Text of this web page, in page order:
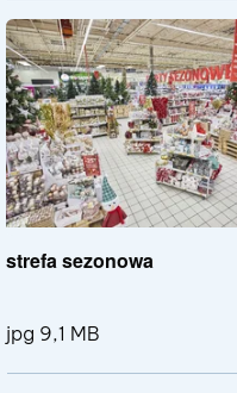
pliku strefa sezonowa
strefa sezonowa
jpg 9,1 MB